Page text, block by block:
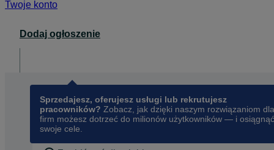
Twoje konto
Dodaj ogłoszenie
Sprzedajesz, oferujesz usługi lub rekrutujesz
pracowników? Zobacz, jak dzięki naszym rozwiązaniom dla
firm możesz dotrzeć do milionów użytkowników — i osiągnąć
swoje cele.